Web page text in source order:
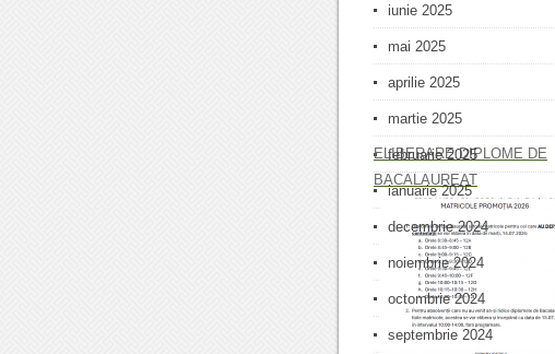
ELIBERARE DIPLOME DE
BACALAUREAT
iunie 2025
mai 2025
aprilie 2025
martie 2025
februarie 2025
ianuarie 2025
decembrie 2024
noiembrie 2024
octombrie 2024
septembrie 2024